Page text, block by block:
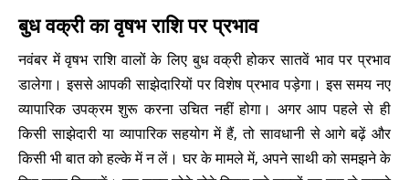
बुध वक्री का वृषभ राशि पर प्रभाव
नवंबर में वृषभ राशि वालों के लिए बुध वक्री होकर सातवें भाव पर प्रभाव
डालेगा। इससे आपकी साझेदारियों पर विशेष प्रभाव पड़ेगा। इस समय नए
व्यापारिक उपक्रम शुरू करना उचित नहीं होगा। अगर आप पहले से ही
किसी साझेदारी या व्यापारिक सहयोग में हैं, तो सावधानी से आगे बढ़ें और
किसी भी बात को हल्के में न लें। घर के मामले में, अपने साथी को समझने के